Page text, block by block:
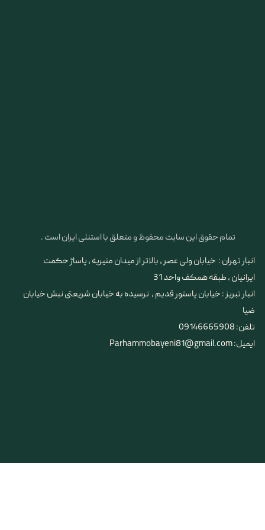
تمام حقوق این سایت محفوظ و متعلق با استنلی ایران است .
انبار تهران : خیابان ولی عصر ، بالاتر از میدان منیریه ، پاساژ حکمت
ایرانیان ، طبقه همکف واحد 31
​​​​​​​انبار تبریز : خیابان پاستور قدیم ، نرسیده به خیابان شریعتی نبش خیابان
ضیا
تلفن: 09146665908
ایمیل: Parhammobayeni81@gmail.com